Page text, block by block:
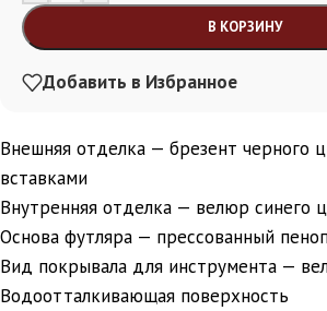
В КОРЗИНУ
Добавить в Избранное
Внешняя отделка — брезент черного
вставками
Внутренняя отделка — велюр синего
Основа футляра — прессованный
Вид покрывала для инструмента —
Водоотталкивающая поверхность